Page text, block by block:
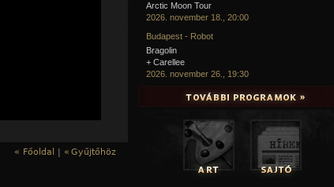
« Főoldal | « Gyűjtőhöz
Arctic Moon Tour
2026. november 18., 20:00
Budapest - Robot
Bragolin
+ Carellee
2026. november 26., 19:30